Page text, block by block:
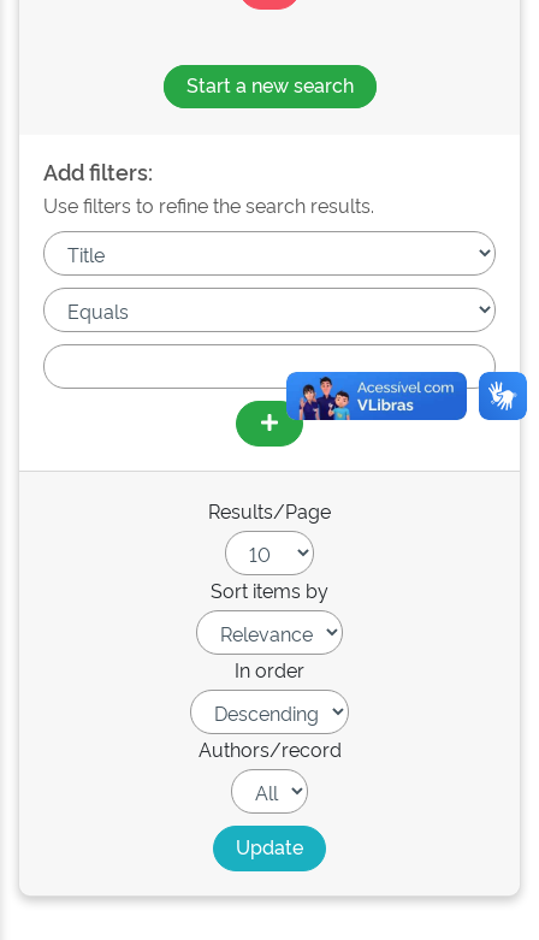
Start a new search
Add filters:
Use filters to refine the search results.
Results/Page
Sort items by
In order
Authors/record